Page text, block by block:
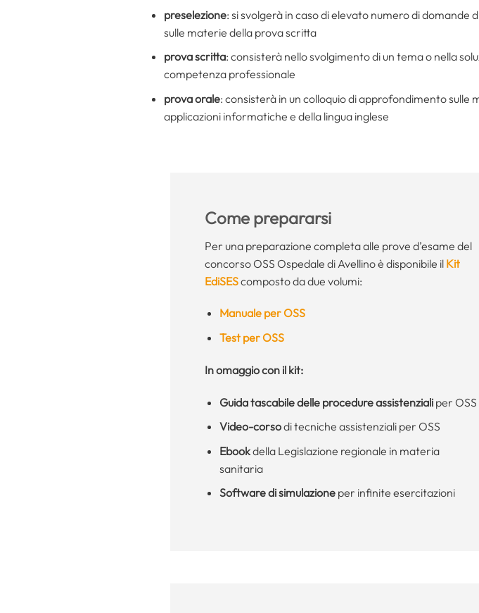
preselezione: si svolgerà in caso di elevato numero di domande
sulle materie della prova scritta
prova scritta: consisterà nello svolgimento di un tema o nella
competenza professionale
prova orale: consisterà in un colloquio di approfondimento sulle
applicazioni informatiche e della lingua inglese
Come prepararsi
Per una preparazione completa alle prove d’esame del
concorso OSS Ospedale di Avellino è disponibile il Kit
EdiSEScomposto da due volumi:
Manuale per OSS
Test per OSS
In omaggio con il kit:
Guida tascabile delle procedure assistenziali per OSS
Video-corsodi tecniche assistenziali per OSS
Ebookdella Legislazione regionale in materia
sanitaria
Software di simulazioneper infinite esercitazioni